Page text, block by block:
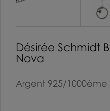
Désirée Schmidt
Nova
Argent 925/1000ème